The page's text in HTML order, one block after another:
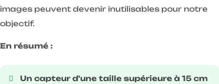
images peuvent devenir inutilisables pour notre
objectif.
En résumé :
Un capteur d'une taille supérieure à 15 cm